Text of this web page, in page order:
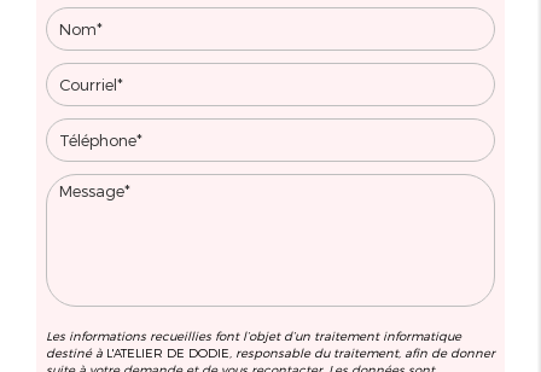
Les informations recueillies font l’objet d’un traitement informatique
destiné àL'ATELIER DE DODIE, responsable du traitement, afin de donner